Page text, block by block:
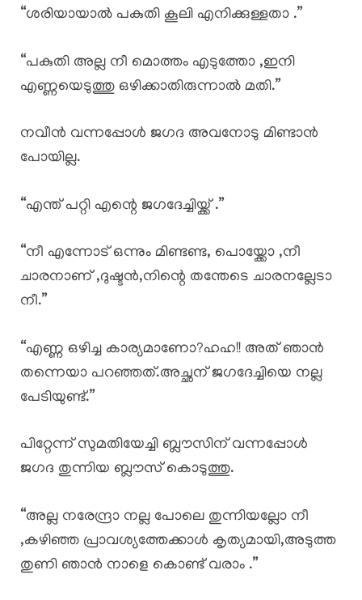
“ശരിയായാൽ പകുതി കൂലി എനിക്കുള്ളതാ .”
“പകുതി അല്ല നീ മൊത്തം എടുത്തോ ,ഇനി
എണ്ണയെടുത്തു ഒഴിക്കാതിരുന്നാൽ മതി.”
നവീൻ വന്നപ്പോൾ ജഗദ അവനോടു മിണ്ടാൻ
പോയില്ല.
“എന്ത് പറ്റി എന്റെ ജഗദേച്ചിയ്ക്ക് .”
“നീ എന്നോട് ഒന്നും മിണ്ടണ്ട, പൊയ്ക്കോ ,നീ
ചാരനാണ് ,ദുഷ്ടൻ,നിന്റെ തന്തേടെ ചാരനല്ലേടാ
നീ.”
“എണ്ണ ഒഴിച്ച കാര്യമാണോ?ഹഹ!! അത് ഞാൻ
തന്നെയാ പറഞ്ഞത്.അച്ഛന് ജഗദേച്ചിയെ നല്ല
പേടിയുണ്ട്.”
പിറ്റേന്ന് സുമതിയേച്ചി ബ്ലൗസിന് വന്നപ്പോൾ
ജഗദ തുന്നിയ ബ്ലൗസ് കൊടുത്തു.
“അല്ല നരേന്ദ്രാ നല്ല പോലെ തുന്നിയല്ലോ നീ
,കഴിഞ്ഞ പ്രാവശ്യത്തേക്കാൾ കൃത്യമായി,അടുത്ത
തുണി ഞാൻ നാളെ കൊണ്ട് വരാം .”